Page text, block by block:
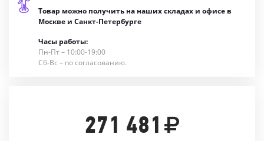
Товар можно получить на наших складах и офисе в
Москве и Санкт-Петербурге
Часы работы:
Пн-Пт – 10:00-19:00
Сб-Вс – по согласованию.
271 481